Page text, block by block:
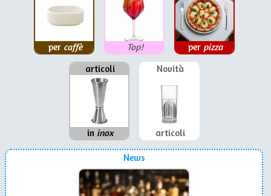
per caffè Top! per pizza
articoli
in inox
Novità
articoli
News